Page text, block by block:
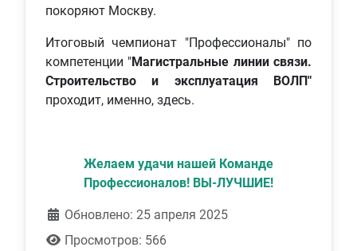
покоряют Москву.
Итоговый чемпионат "Профессионалы" по
компетенции "Магистральные линии связи.
Строительство и эксплуатация ВОЛП"
проходит, именно, здесь.
Желаем удачи нашей Команде
Профессионалов! ВЫ-ЛУЧШИЕ!
Обновлено: 25 апреля 2025
Просмотров: 566